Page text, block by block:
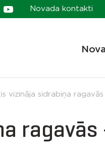
Novada kontakti
vizināja sidrabiņa